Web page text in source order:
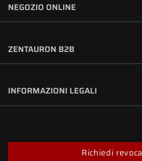
NEGOZIO ONLINE
ZENTAURON B2B
INFORMAZIONI LEGALI
Richiedi revoca